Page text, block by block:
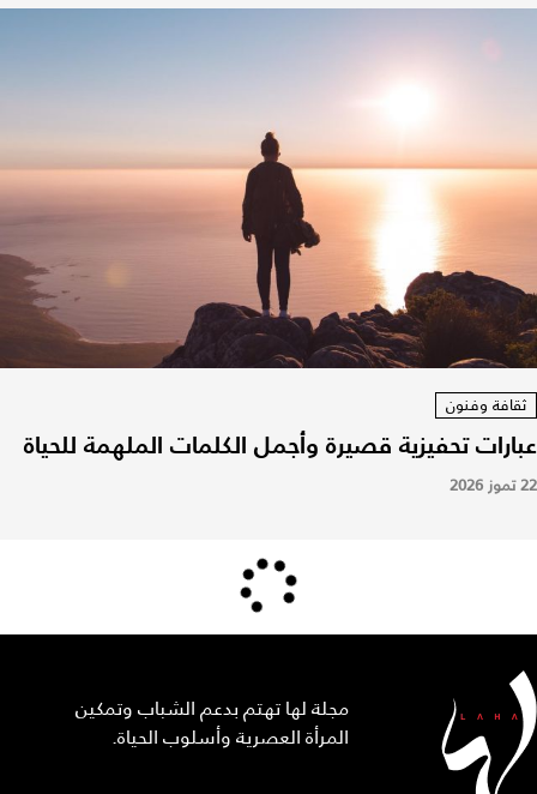
ثقافة وفنون
عبارات تحفيزية قصيرة وأجمل الكلمات الملهمة للحياة
22 تموز 2026
مجلة لها تهتم بدعم الشباب وتمكين
المرأة العصرية وأسلوب الحياة.